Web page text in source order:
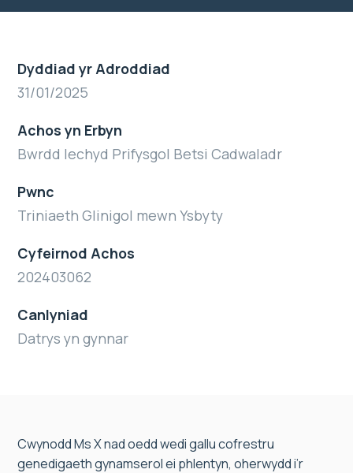
Dyddiad yr Adroddiad
31/01/2025
Achos yn Erbyn
Bwrdd Iechyd Prifysgol Betsi Cadwaladr
Pwnc
Triniaeth Glinigol mewn Ysbyty
Cyfeirnod Achos
202403062
Canlyniad
Datrys yn gynnar
Cwynodd Ms X nad oedd wedi gallu cofrestru
genedigaeth gynamserol ei phlentyn, oherwydd i’r